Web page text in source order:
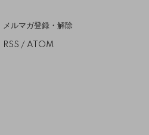
メルマガ登録・解除
RSS / ATOM